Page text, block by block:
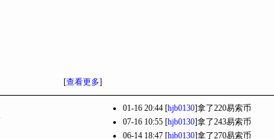
[查看更多]
01-16 20:44 [hjb0130]拿了220易索币
07-16 10:55 [hjb0130]拿了243易索币
06-14 18:47 [hjb0130]拿了270易索币